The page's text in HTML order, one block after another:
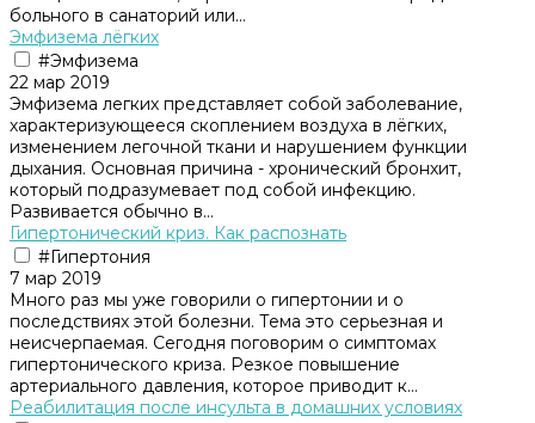
больного в санаторий или...
Эмфизема лёгких
#Эмфизема
22 мар 2019
Эмфизема легких представляет собой заболевание,
характеризующееся скоплением воздуха в лёгких,
изменением легочной ткани и нарушением функции
дыхания. Основная причина - хронический бронхит,
который подразумевает под собой инфекцию.
Развивается обычно в...
Гипертонический криз. Как распознать
#Гипертония
7 мар 2019
Много раз мы уже говорили о гипертонии и о
последствиях этой болезни. Тема это серьезная и
неисчерпаемая. Сегодня поговорим о симптомах
гипертонического криза. Резкое повышение
артериального давления, которое приводит к...
Реабилитация после инсульта в домашних условиях